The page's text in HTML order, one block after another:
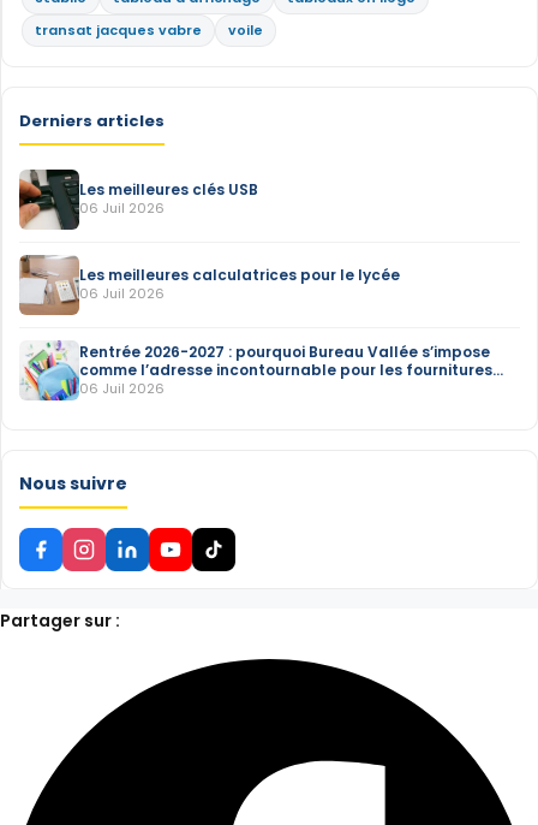
transat jacques vabre
voile
Derniers articles
Les meilleures clés USB
06 Juil 2026
Les meilleures calculatrices pour le lycée
06 Juil 2026
Rentrée 2026-2027 : pourquoi Bureau Vallée s’impose
comme l’adresse incontournable pour les fournitures
scolaires
06 Juil 2026
Nous suivre
Partager sur :